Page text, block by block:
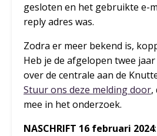
gesloten en het gebruikte e-
reply adres was.
Zodra er meer bekend is,
Heb je de afgelopen twee
over de centrale aan de
Stuur ons deze melding door,
mee in het onderzoek.
NASCHRIFT 16 februari 2024